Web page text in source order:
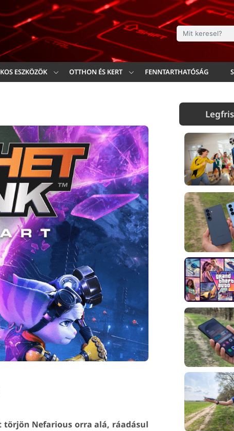
Keresés
ESZKÖZÖK OTTHON ÉS KERT FENNTARTHATÓSÁG
törjön Nefarious orra alá, ráadásul